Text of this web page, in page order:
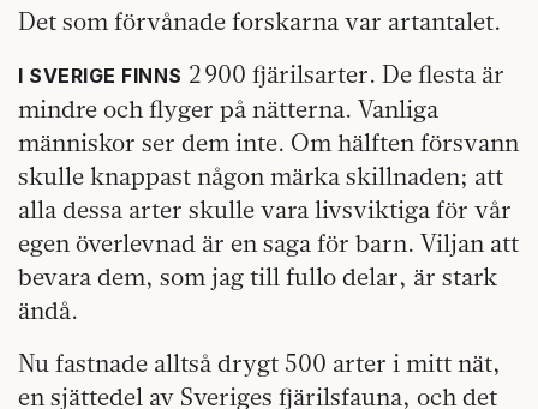
Det som förvånade forskarna var artantalet.
I SVERIGE FINNS 2 900 fjärilsarter. De flesta är
mindre och flyger på nätterna. Vanliga
människor ser dem inte. Om hälften försvann
skulle knappast någon märka skillnaden; att
alla dessa arter skulle vara livsviktiga för vår
egen överlevnad är en saga för barn. Viljan att
bevara dem, som jag till fullo delar, är stark
ändå.
Nu fastnade alltså drygt 500 arter i mitt nät,
en sjättedel av Sveriges fjärilsfauna, och det